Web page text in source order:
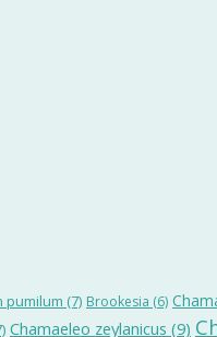
pumilum (7) Brookesia (6)
Chamaeleo zeylanicus (9)